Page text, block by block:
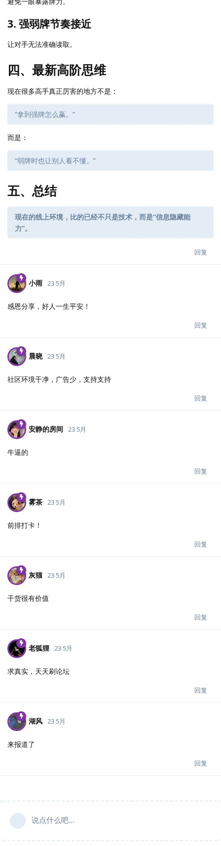
3. 强弱牌节奏接近
让对手无法准确读取。
四、最新高阶思维
现在很多高手真正厉害的地方不是：
“拿到强牌怎么赢。”
而是：
“弱牌时也让别人看不懂。”
五、总结
现在的线上环境，比的已经不只是技术，而是“信息隐藏能
力”。
回复
小雨 23 5月
感恩分享，好人一生平安！
回复
晨晓 23 5月
社区环境干净，广告少，支持支持
回复
安静的房间 23 5月
牛逼的
回复
雾茶 23 5月
前排打卡！
回复
灰猫 23 5月
干货很有价值
回复
老狐狸 23 5月
求真实，天天刷论坛
回复
湖风 23 5月
来报道了
回复
说点什么吧...